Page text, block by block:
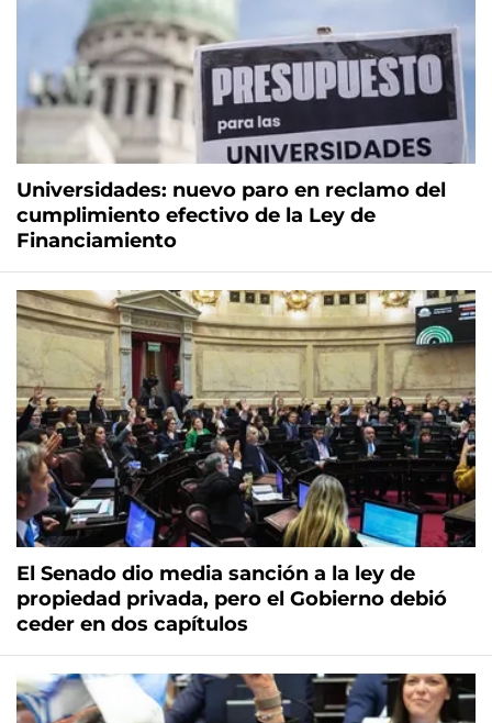
Universidades: nuevo paro en reclamo del
cumplimiento efectivo de la Ley de
Financiamiento
El Senado dio media sanción a la ley de
propiedad privada, pero el Gobierno debió
ceder en dos capítulos